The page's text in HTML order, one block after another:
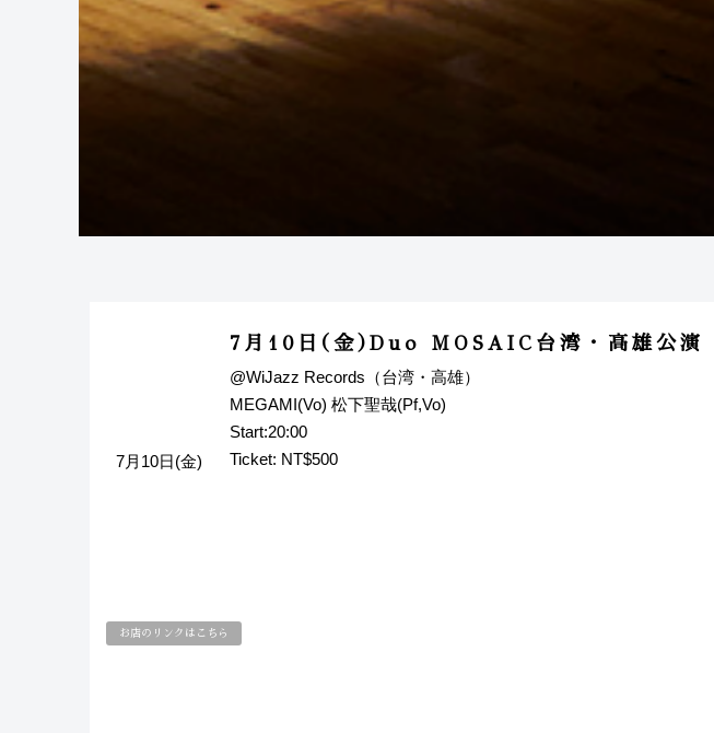
7月10日(金)
7月10日(金)Duo MOSAIC台湾・高雄公演
@WiJazz Records（台湾・高雄）
MEGAMI(Vo) 松下聖哉(Pf,Vo)
Start:20:00
Ticket: NT$500
お店のリンクはこちら